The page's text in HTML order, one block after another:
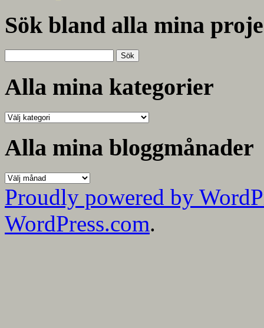
Sök bland alla mina
efter:
Alla mina kategorier
Alla
kategorier
Alla mina bloggmånader
Alla
mina
bloggmånader
Proudly powered by
WordPress.com.